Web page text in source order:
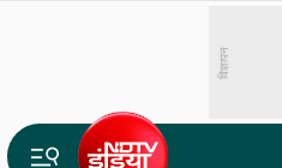
विज्ञापन